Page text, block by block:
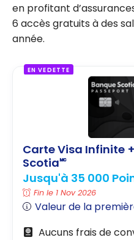
en profitant
6 accès gratuits à des
année.
EN VEDETTE
Carte Visa Infinite
Scotia🅪
Jusqu'à 35 000
Fin le 1 Nov 2026
Valeur de la
Aucuns frais de